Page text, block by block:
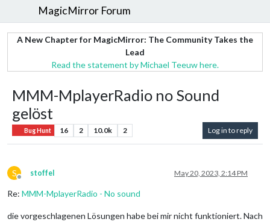
MagicMirror Forum
A New Chapter for MagicMirror: The Community Takes the
Lead
Read the statement by Michael Teeuw here.
MMM-MplayerRadio no Sound
gelöst
Bug Hunt 16 2 10.0k 2 Log in to reply
S
Offline
stoffel May 20, 2023, 2:14 PM
Re: MMM-MplayerRadio - No sound
die vorgeschlagenen Lösungen habe bei mir nicht funktioniert. Nach